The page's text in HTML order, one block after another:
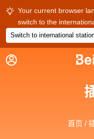
 Your current browser
switch to the
Switch to international

首页 /